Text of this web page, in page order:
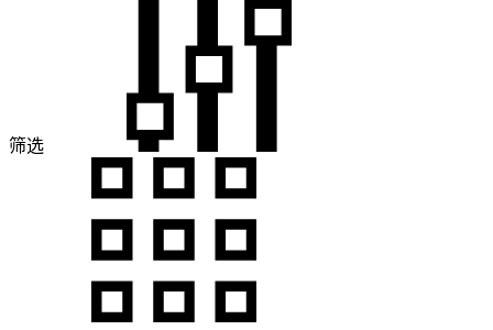
筛选